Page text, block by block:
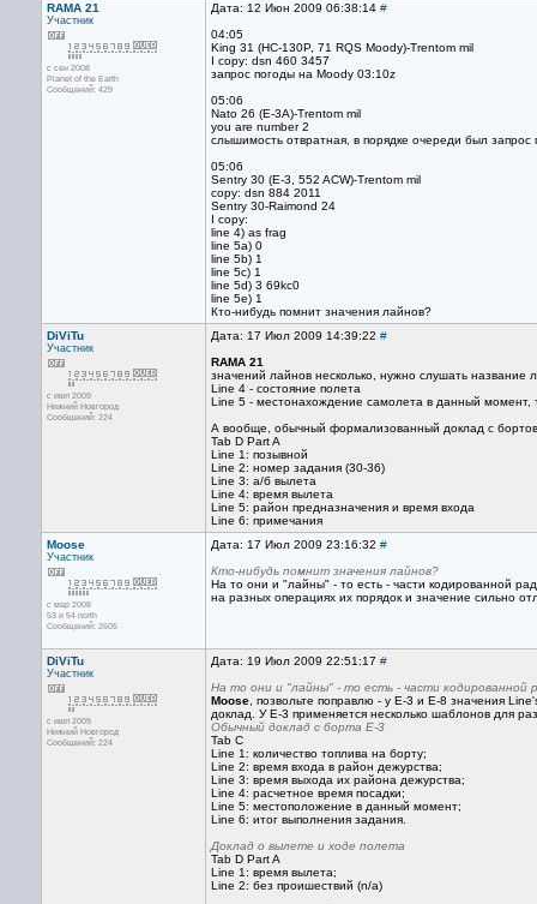
RAMA 21
Участник
с сен 2008
Planet of the Earth
Сообщений: 429
Дата: 12 Июн 2009 06:38:14 #
04:05
King 31 (HC-130P, 71 RQS Moody)-Trentom mil
I copy: dsn 460 3457
запрос погоды на Moody 03:10z
05:06
Nato 26 (E-3A)-Trentom mil
you are number 2
слышимость отвратная, в порядке очереди был запрос
05:06
Sentry 30 (E-3, 552 ACW)-Trentom mil
copy: dsn 884 2011
Sentry 30-Raimond 24
I copy:
line 4) as frag
line 5a) 0
line 5b) 1
line 5c) 1
line 5d) 3 69kc0
line 5e) 1
Кто-нибудь помнит значения лайнов?
DiViTu
Участник
с июл 2009
Нижний Новгород
Сообщений: 224
Дата: 17 Июл 2009 14:39:22 #
RAMA 21
значений лайнов несколько, нужно слушать название
Line 4 - состояние полета
Line 5 - местонахождение самолета в данный момент,
А вообще, обычный формализованный доклад с бортов
Tab D Part A
Line 1: позывной
Line 2: номер задания (30-36)
Line 3: а/б вылета
Line 4: время вылета
Line 5: район предназначения и время входа
Line 6: примечания
Moose
Участник
с мар 2008
53 и 54 north
Сообщений: 2605
Дата: 17 Июл 2009 23:16:32 #
Кто-нибудь помнит значения лайнов?
На то они и "лайны" - то есть - части кодированной
на разных операциях их порядок и значение сильно
DiViTu
Участник
с июл 2009
Нижний Новгород
Сообщений: 224
Дата: 19 Июл 2009 22:51:17 #
На то они и "лайны" - то есть - части кодированной
Moose , позвольте поправлю - у E-3 и E-8 значения
доклад. У E-3 применяется несколько шаблонов для
Обычный доклад с борта E-3
Tab C
Line 1: количество топлива на борту;
Line 2: время входа в район дежурства;
Line 3: время выхода их района дежурства;
Line 4: расчетное время посадки;
Line 5: местоположение в данный момент;
Line 6: итог выполнения задания.
Доклад о вылете и ходе полета
Tab D Part A
Line 1: время вылета;
Line 2: без проишествий (n/a)